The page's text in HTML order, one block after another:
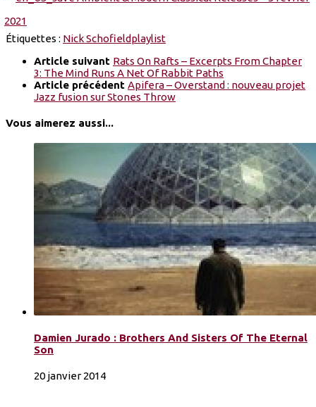
Étiquettes : Nick Schofieldplaylist
Article suivant Rats On Rafts – Excerpts From Chapter
3: The Mind Runs A Net Of Rabbit Paths
Article précédent Apifera – Overstand : nouveau projet
Jazz fusion sur Stones Throw
Vous aimerez aussi...
Damien Jurado : Brothers And Sisters Of The Eternal
Son
20 janvier 2014